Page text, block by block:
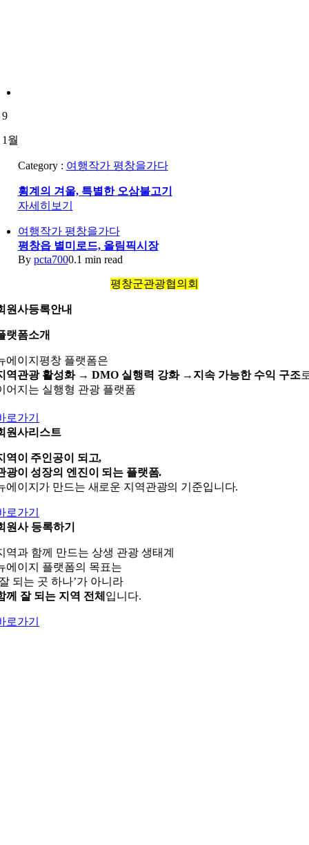
9
1월
Category : 여행작가 평창을가다
횡계의 겨울, 특별한 오삼불고기
자세히보기
여행작가 평창을가다
평창읍 별미로드, 올림픽시장
By pcta7000.1 min read
평창군관광협의회
원사등록안내
랫폼소개
에이지평창 플랫폼은
역관광 활성화 → DMO 실행력 강화 → 지속 가능한 수익 구조
어지는 실행형 관광 플랫폼
로가기
원사리스트
역이 주인공이 되고,
광이 성장의 엔진이 되는 플랫폼.
에이지가 만드는 새로운 지역관광의 기준입니다.
로가기
원사 등록하기
역과 함께 만드는 상생 관광 생태계
에이지 플랫폼의 목표는
되는 곳 하나’가 아니라
께 잘 되는 지역 전체 입니다.
로가기